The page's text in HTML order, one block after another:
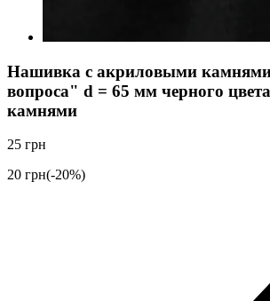
Нашивка с акриловыми
вопроса" d = 65 мм черного
камнями
25 грн
20 грн(-20%)